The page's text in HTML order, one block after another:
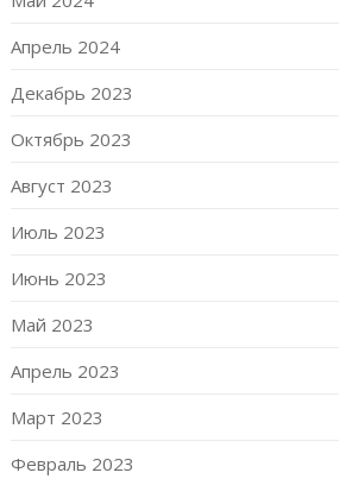
Апрель 2024
Декабрь 2023
Октябрь 2023
Август 2023
Июль 2023
Июнь 2023
Май 2023
Апрель 2023
Март 2023
Февраль 2023